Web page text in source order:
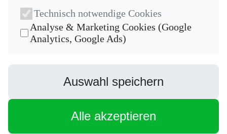
Nähkurse
Newsletter
Die neuesten Produkte und die besten Angebote per E-Mail, damit
Technisch notwendige Cookies
Analyse & Marketing Cookies (Google
Analytics, Google Ads)
Auswahl speichern
Alle akzeptieren